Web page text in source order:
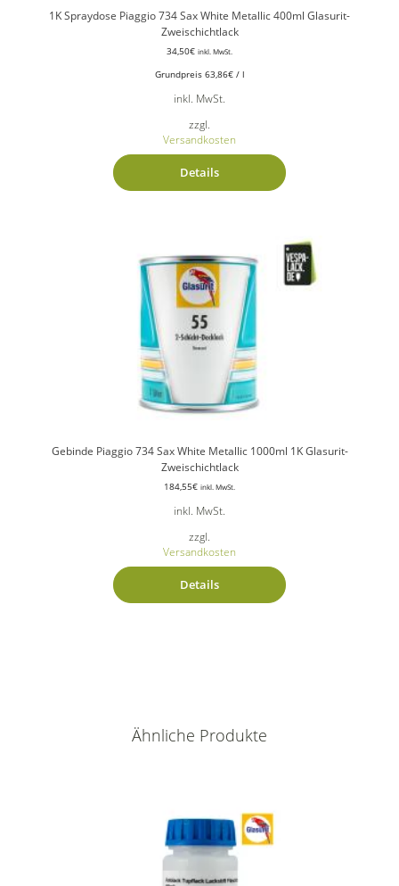
1K Spraydose Piaggio 734 Sax White Metallic 400ml Glasurit-
Zweischichtlack
34,50€ inkl. MwSt.
Grundpreis 63,86€/ l
inkl. MwSt.
zzgl.
Versandkosten
Details
Gebinde Piaggio 734 Sax White Metallic 1000ml 1K Glasurit-
Zweischichtlack
184,55€ inkl. MwSt.
inkl. MwSt.
zzgl.
Versandkosten
Details
Ähnliche Produkte